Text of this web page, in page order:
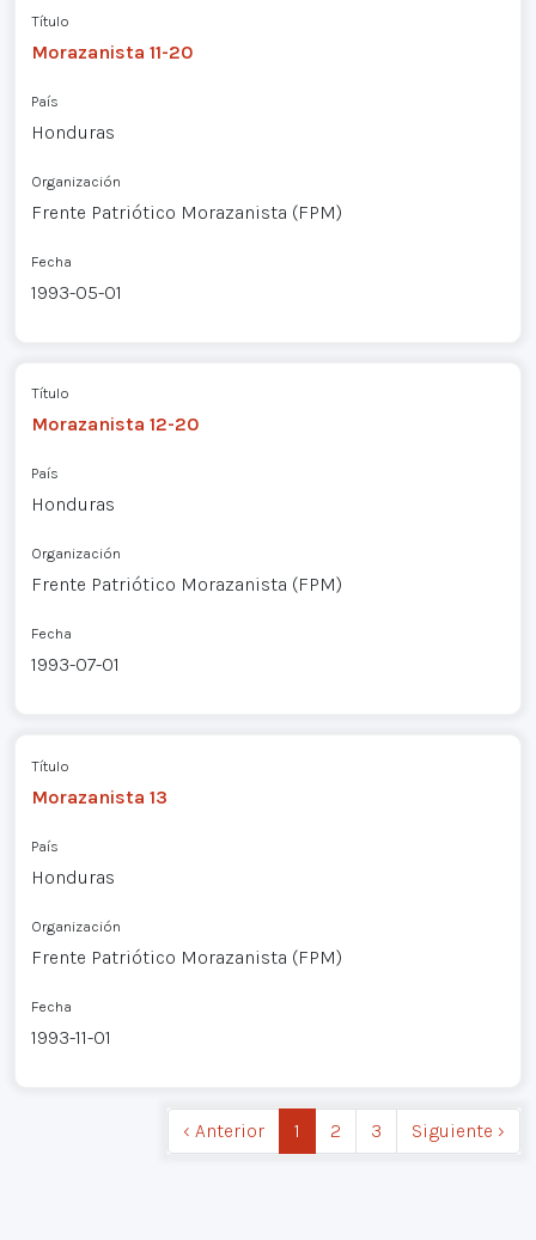
Título
Morazanista 11-20
País
Honduras
Organización
Frente Patriótico Morazanista (FPM)
Fecha
1993-05-01
Título
Morazanista 12-20
País
Honduras
Organización
Frente Patriótico Morazanista (FPM)
Fecha
1993-07-01
Título
Morazanista 13
País
Honduras
Organización
Frente Patriótico Morazanista (FPM)
Fecha
1993-11-01
‹ Anterior 1 2 3 Siguiente ›